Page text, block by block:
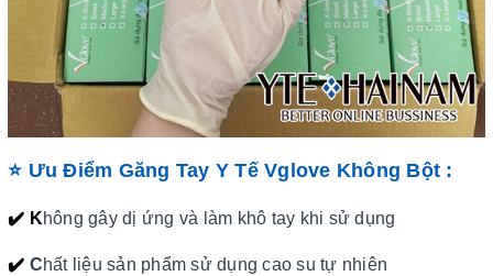
⭐ Ưu Điểm Găng Tay Y Tế Vglove Không Bột :
✔️ Không gây dị ứng và làm khô tay khi sử dụng
✔️ Chất liệu sản phẩm sử dụng cao su tự nhiên